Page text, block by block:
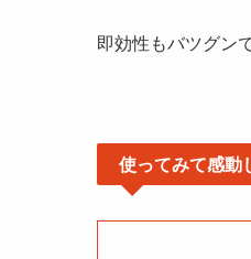
即効性もバツグン
使ってみて感動